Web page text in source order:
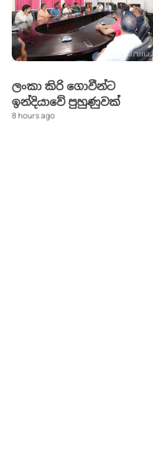
ලංකා කිරි ගොවීන්ට
ඉන්දියාවේ පුහුණුවක්
8 hours ago